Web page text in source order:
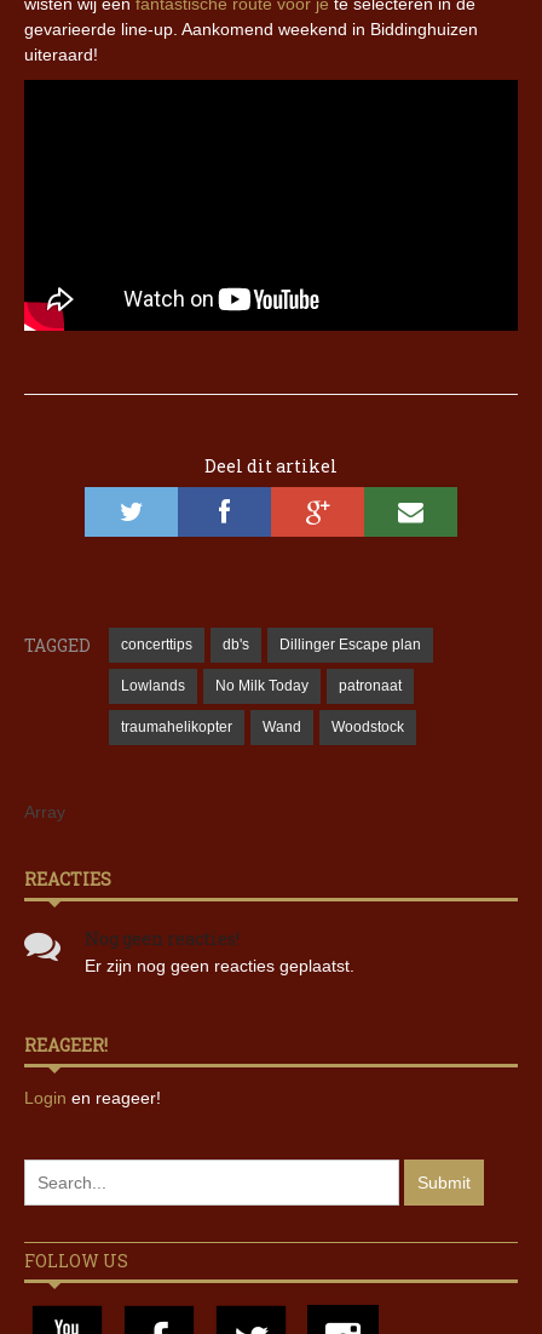
gevarieerde line-up. Aankomend weekend in Biddinghuizen
uiteraard!
Deel dit artikel
TAGGED concerttips db's Dillinger Escape plan
Lowlands No Milk Today patronaat
traumahelikopter Wand Woodstock
Array
REACTIES
Nog geen reacties!
Er zijn nog geen reacties geplaatst.
REAGEER!
Login en reageer!
FOLLOW US